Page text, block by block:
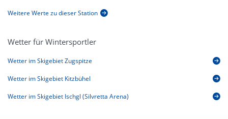
Weitere Werte zu dieser Station
Wetter für Wintersportler
Wetter im Skigebiet Zugspitze
Wetter im Skigebiet Kitzbühel
Wetter im Skigebiet Ischgl (Silvretta Arena)